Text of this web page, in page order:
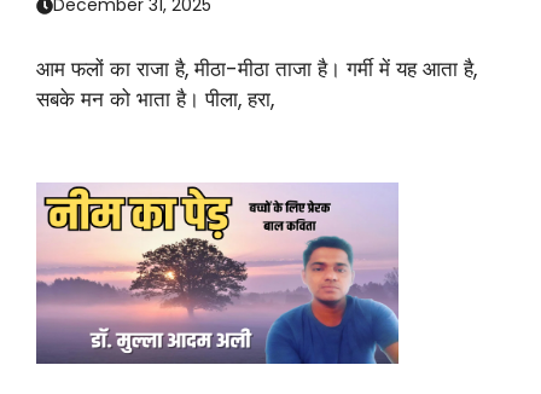
December 31, 2025
आम फलों का राजा है, मीठा-मीठा ताजा है। गर्मी में यह आता है,
सबके मन को भाता है। पीला, हरा,